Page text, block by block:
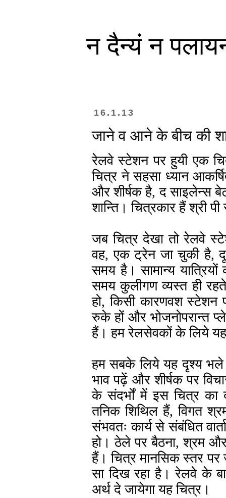
न दैन्यं न
16.1.13
जाने व आने के बीच की
रेलवे स्टेशन पर हुयी एक
चित्र ने सहसा ध्यान
और शीर्षक है, द साइलेन्स
शान्ति। चित्रकार हैं श्री
जब चित्र देखा तो रेलवे
वह, एक ट्रेन जा चुकी है,
समय है। सामान्य
समय कुलीगण व्यस्त ही
हो, किसी कारणवश स्टेशन
रुके हों और भोजनोपरान्त
हैं। हम रेलसेवकों के लिये यह
हम सबके लिये यह दृश्य भले
भाव पढ़ें और शीर्षक पर
के संदर्भों में इस चित्र का
तनिक शिथिल हैं, विगत
संभवतः कार्य से संबंधित
हो। ठेले पर बैठना, श्रम
हैं। चित्र मानसिक स्तर
सा दिख रहा है। रेलवे के
अर्थ दे जायेगा यह चित्र।